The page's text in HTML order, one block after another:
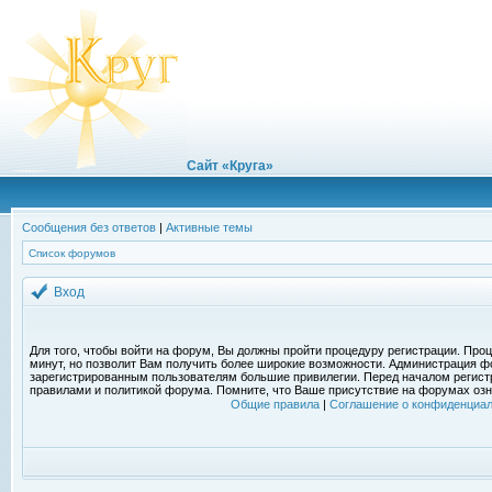
Сайт «Круга»
Сообщения без ответов | Активные темы
Список форумов
Вход
Для того, чтобы войти на форум, Вы должны пройти процедуру регистрации.
минут, но позволит Вам получить более широкие возможности. Администрация
зарегистрированным пользователям большие привилегии. Перед началом
правилами и политикой форума. Помните, что Ваше присутствие на форумах
Общие правила| Соглашение о